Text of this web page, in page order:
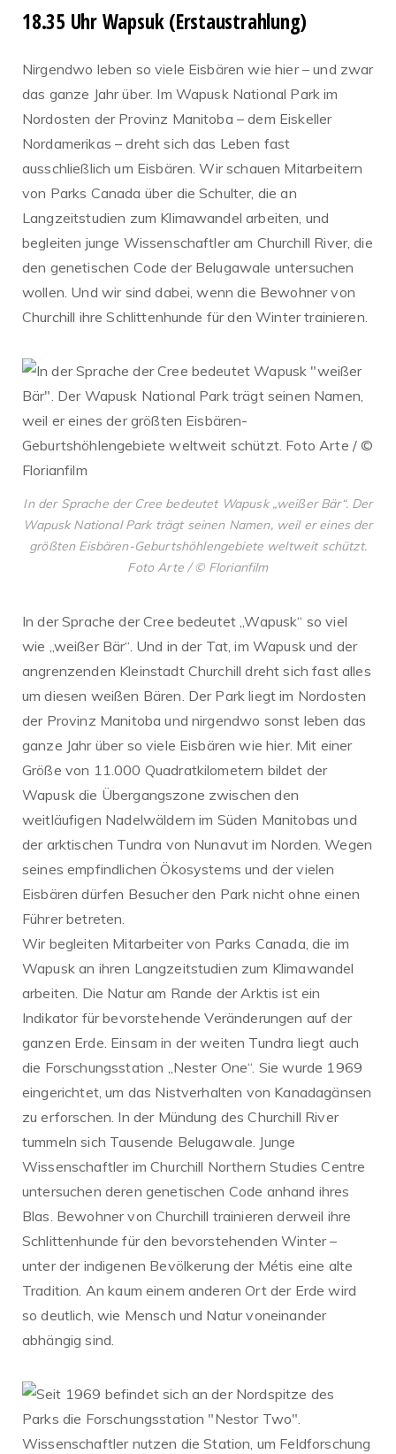
18.35 Uhr Wapsuk (Erstaustrahlung)
Nirgendwo leben so viele Eisbären wie hier – und zwar
das ganze Jahr über. Im Wapusk National Park im
Nordosten der Provinz Manitoba – dem Eiskeller
Nordamerikas – dreht sich das Leben fast
ausschließlich um Eisbären. Wir schauen Mitarbeitern
von Parks Canada über die Schulter, die an
Langzeitstudien zum Klimawandel arbeiten, und
begleiten junge Wissenschaftler am Churchill River, die
den genetischen Code der Belugawale untersuchen
wollen. Und wir sind dabei, wenn die Bewohner von
Churchill ihre Schlittenhunde für den Winter trainieren.
In der Sprache der Cree bedeutet Wapusk „weißer Bär“. Der
Wapusk National Park trägt seinen Namen, weil er eines der
größten Eisbären-Geburtshöhlengebiete weltweit schützt.
Foto Arte / © Florianfilm
In der Sprache der Cree bedeutet „Wapusk“ so viel
wie „weißer Bär“. Und in der Tat, im Wapusk und der
angrenzenden Kleinstadt Churchill dreht sich fast alles
um diesen weißen Bären. Der Park liegt im Nordosten
der Provinz Manitoba und nirgendwo sonst leben das
ganze Jahr über so viele Eisbären wie hier. Mit einer
Größe von 11.000 Quadratkilometern bildet der
Wapusk die Übergangszone zwischen den
weitläufigen Nadelwäldern im Süden Manitobas und
der arktischen Tundra von Nunavut im Norden. Wegen
seines empfindlichen Ökosystems und der vielen
Eisbären dürfen Besucher den Park nicht ohne einen
Führer betreten.
Wir begleiten Mitarbeiter von Parks Canada, die im
Wapusk an ihren Langzeitstudien zum Klimawandel
arbeiten. Die Natur am Rande der Arktis ist ein
Indikator für bevorstehende Veränderungen auf der
ganzen Erde. Einsam in der weiten Tundra liegt auch
die Forschungsstation „Nester One“. Sie wurde 1969
eingerichtet, um das Nistverhalten von Kanadagänsen
zu erforschen. In der Mündung des Churchill River
tummeln sich Tausende Belugawale. Junge
Wissenschaftler im Churchill Northern Studies Centre
untersuchen deren genetischen Code anhand ihres
Blas. Bewohner von Churchill trainieren derweil ihre
Schlittenhunde für den bevorstehenden Winter –
unter der indigenen Bevölkerung der Métis eine alte
Tradition. An kaum einem anderen Ort der Erde wird
so deutlich, wie Mensch und Natur voneinander
abhängig sind.